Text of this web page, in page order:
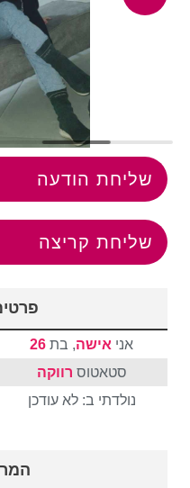
שליחת הודעה
שליחת קריצה
אני אישה, בת 26
סטאטוס רווקה
נולדתי ב: לא עודכן